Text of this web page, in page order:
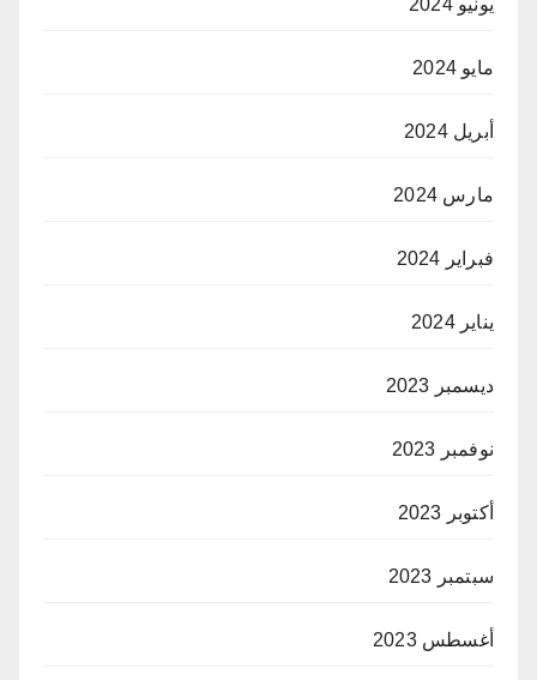
مايو 2024
أبريل 2024
مارس 2024
فبراير 2024
يناير 2024
ديسمبر 2023
نوفمبر 2023
أكتوبر 2023
سبتمبر 2023
أغسطس 2023